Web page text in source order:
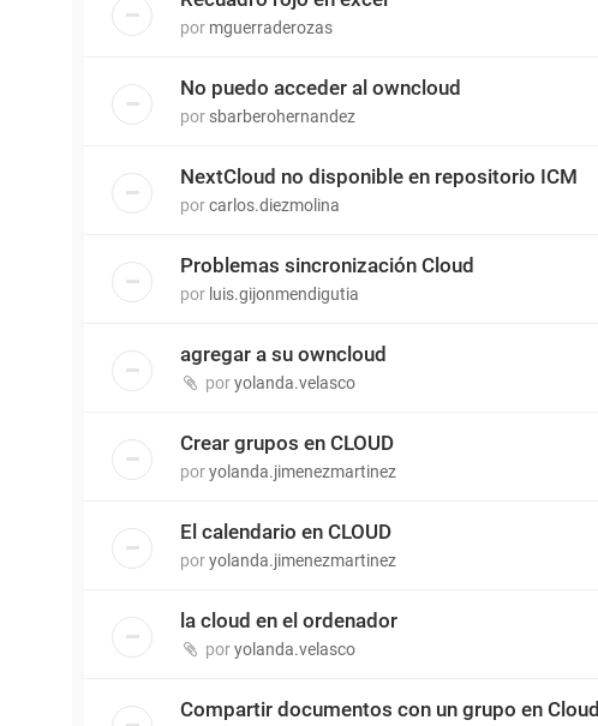
por mguerraderozas
No puedo acceder al owncloud
por sbarberohernandez
NextCloud no disponible en repositorio ICM
porcarlos.diezmolina
Problemas sincronización Cloud
por luis.gijonmendigutia
agregar a su owncloud
poryolanda.velasco
Crear grupos en CLOUD
poryolanda.jimenezmartinez
El calendario en CLOUD
poryolanda.jimenezmartinez
la cloud en el ordenador
poryolanda.velasco
Compartir documentos con un grupo en Cloud